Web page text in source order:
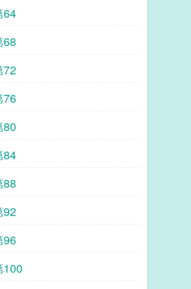
64
68
72
76
80
84
88
92
96
100